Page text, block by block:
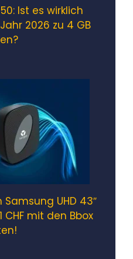
Ist es wirklich
2026 zu 4 GB
UHD 43″
CHF mit den Bbox